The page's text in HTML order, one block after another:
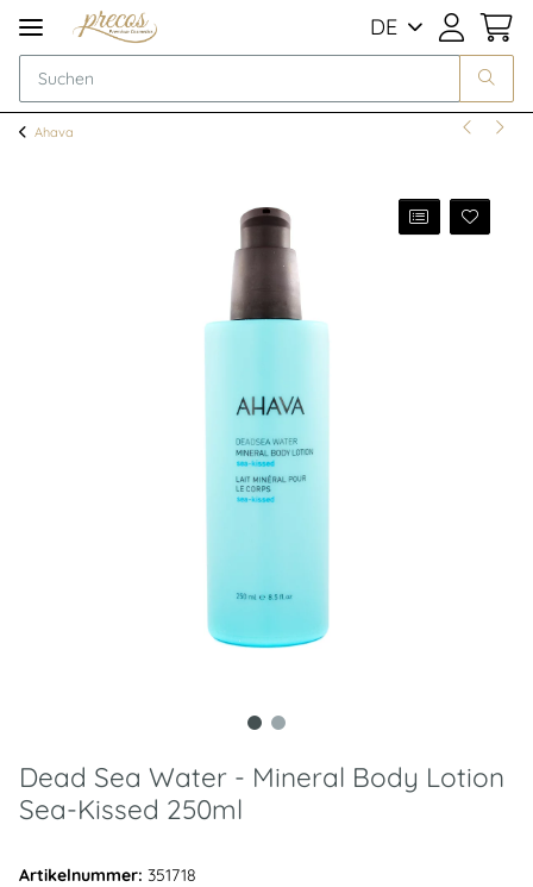
DE
Ahava
Dead Sea Water - Mineral Body Lotion
Sea-Kissed 250ml
Artikelnummer: 351718